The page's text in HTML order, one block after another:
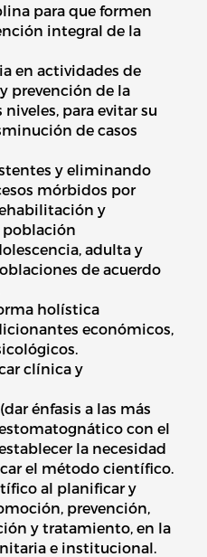
para que formen
integral de la
en actividades de
prevención de la
para evitar su
de casos
y eliminando
mórbidos por
y
población
adulta y
de acuerdo
holística
económicos,
clínica y
énfasis a las más
con el
la necesidad
el método científico.
al planificar y
prevención,
y tratamiento, en la
e institucional.